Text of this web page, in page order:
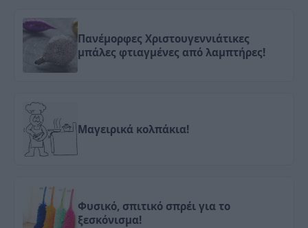
Πανέμορφες Χριστουγεννιάτικες
μπάλες φτιαγμένες από λαμπτήρες!
Μαγειρικά κολπάκια!
Φυσικό, σπιτικό σπρέι για το
ξεσκόνισμα!